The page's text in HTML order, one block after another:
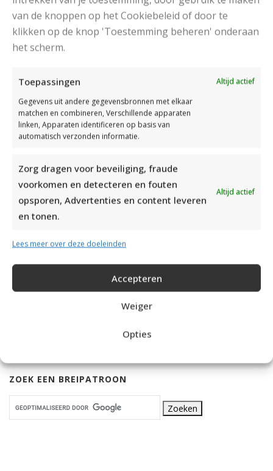
van de knoppen op het Cookiebeleid of door te
klikken op de knop 'Toestemming beheren' onderaan
het scherm.
Toepassingen
Altijd actief
Gegevens uit andere gegevensbronnen met elkaar
matchen en combineren, Verschillende apparaten
linken, Apparaten identificeren op basis van
automatisch verzonden informatie.
Zorg dragen voor beveiliging, fraude
voorkomen en detecteren en fouten
opsporen, Advertenties en content leveren
en tonen.
Altijd actief
Lees meer over deze doeleinden
Accepteren
Weiger
Opties
ZOEK EEN BREIPATROON